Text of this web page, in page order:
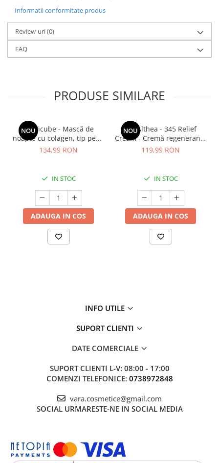
Informatii conformitate produs
Review-uri(0)
FAQ
PRODUSE SIMILARE
NOU
Medicube - Mască de
noapte cu colagen, tip peel-
off (se îndepărtează prin
75 ml
134,99 RON
IN STOC
ADAUGA IN COS
NOU
Dr. Althea - 345 Relief
Cream - Cremă regenerantă
pentru față - 50 ml
119,99 RON
IN STOC
ADAUGA IN COS
INFO UTILE
SUPORT CLIENTI
DATE COMERCIALE
SUPORT CLIENTI L-V: 08:00 - 17:00
COMENZI TELEFONICE: 0738972848
vara.cosmetice@gmail.com
SOCIAL URMARESTE-NE IN SOCIAL MEDIA